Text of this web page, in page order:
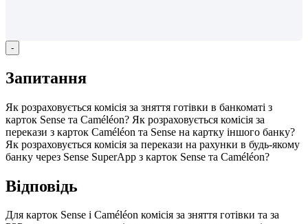
-
Запитання
Як розраховується комісія за зняття готівки в банкоматі з
карток Sense та Сaméléon? Як розраховується комісія за
перекази з карток Сaméléon та Sense на картку іншого банку?
Як розраховується комісія за перекази на рахунки в будь-якому
банку через Sense SuperApp з карток Sense та Сaméléon?
Відповідь
Для карток Sense і Caméléon комісія за зняття готівки та за